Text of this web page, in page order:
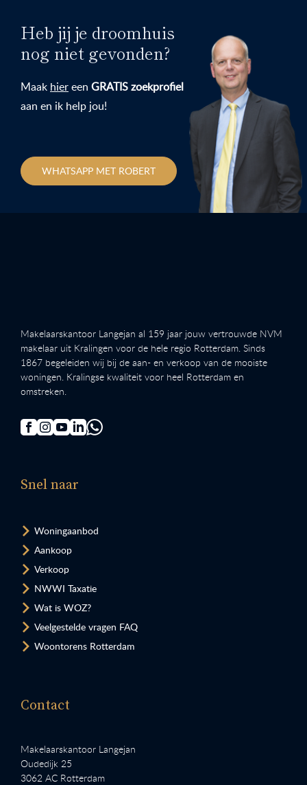
Heb jij je droomhuis
nog niet gevonden?
Maak hiereen GRATIS zoekprofiel
aan en ik help jou!
WHATSAPP MET ROBERT
Makelaarskantoor Langejan al 159 jaar jouw vertrouwde NVM
makelaar uit Kralingen voor de hele regio Rotterdam. Sinds
1867 begeleiden wij bij de aan- en verkoop van de mooiste
woningen. Kralingse kwaliteit voor heel Rotterdam en
omstreken.
Snel naar
Woningaanbod
Aankoop
Verkoop
NWWI Taxatie
Wat is WOZ?
Veelgestelde vragen FAQ
Woontorens Rotterdam
Contact
Makelaarskantoor Langejan
Oudedijk 25
3062 AC Rotterdam